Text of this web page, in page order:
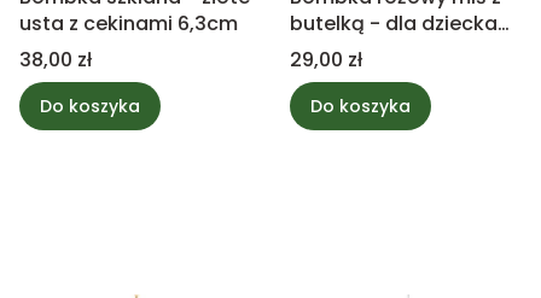
usta z cekinami 6,3cm
Cena
38,00 zł
Do koszyka
butelką - dla dziecka
8,5cm
Cena
29,00 zł
Do koszyka